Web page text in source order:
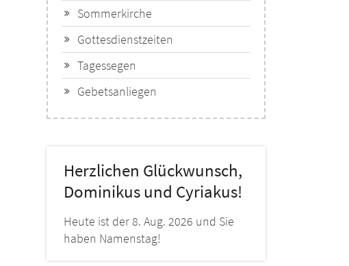
Sommerkirche
Gottesdienstzeiten
Tagessegen
Gebetsanliegen
Herzlichen Glückwunsch,
Dominikus und Cyriakus!
Heute ist der 8. Aug. 2026 und Sie
haben Namenstag!